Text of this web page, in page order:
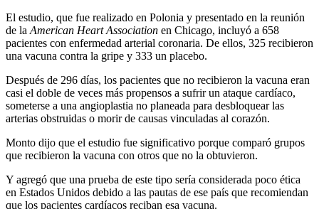
El estudio, que fue realizado en Polonia y presentado en la reunión
de la American Heart Association en Chicago, incluyó a 658
pacientes con enfermedad arterial coronaria. De ellos, 325 recibieron
una vacuna contra la gripe y 333 un placebo.
Después de 296 días, los pacientes que no recibieron la vacuna eran
casi el doble de veces más propensos a sufrir un ataque cardíaco,
someterse a una angioplastia no planeada para desbloquear las
arterias obstruidas o morir de causas vinculadas al corazón.
Monto dijo que el estudio fue significativo porque comparó grupos
que recibieron la vacuna con otros que no la obtuvieron.
Y agregó que una prueba de este tipo sería considerada poco ética
en Estados Unidos debido a las pautas de ese país que recomiendan
que los pacientes cardíacos reciban esa vacuna.